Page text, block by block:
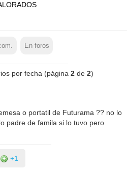
En foros
por fecha (página 2de 2)
o portatil de Futurama ?? no lo
padre de famila si lo tuvo pero
+1